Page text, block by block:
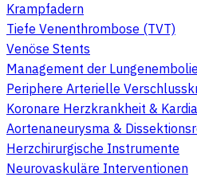
Krampfadern
Tiefe Venenthrombose (TVT)
Venöse Stents
Management der Lungenembolie
Periphere Arterielle
Koronare Herzkrankheit &
Aortenaneurysma &
Herzchirurgische Instrumente
Neurovaskuläre Interventionen